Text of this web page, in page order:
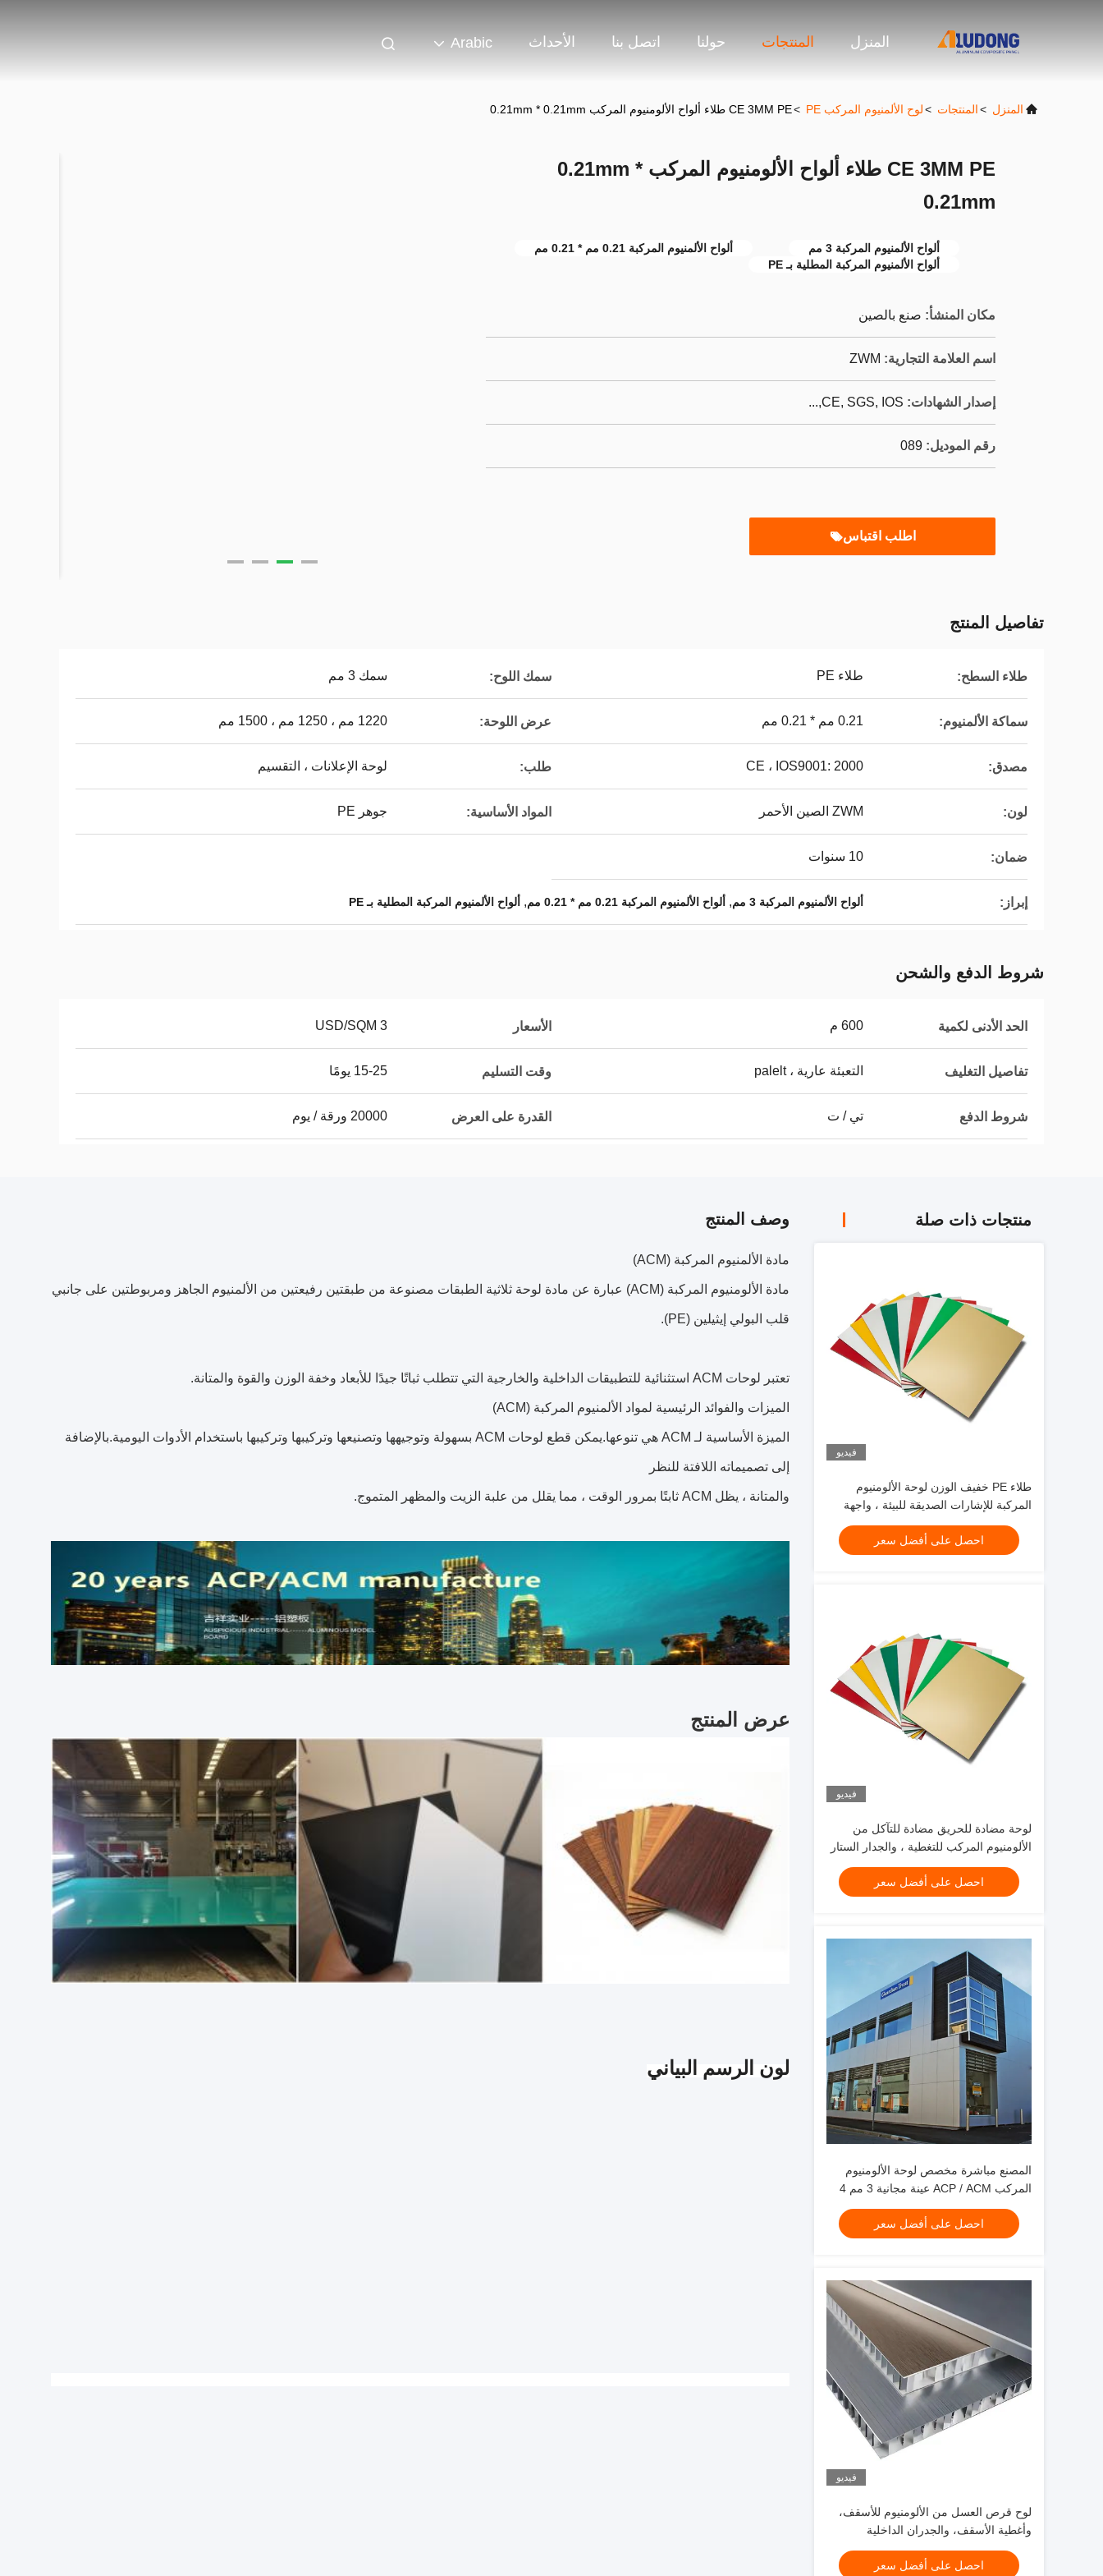
المنزل المنتجات حولنا اتصل بنا الأحداث Arabic
المنزل >المنتجات >لوح الألمنيوم المركب PE >CE 3MM PE طلاء ألواح الألومنيوم المركب 0.21mm * 0.21mm
CE 3MM PE طلاء ألواح الألومنيوم المركب 0.21mm *
0.21mm
ألواح الألمنيوم المركبة 3 مم
ألواح الألمنيوم المركبة 0.21 مم * 0.21 مم
ألواح الألمنيوم المركبة المطلية بـ PE
مكان المنشأ: صنع بالصين
اسم العلامة التجارية: ZWM
إصدار الشهادات: CE, SGS, IOS,...
رقم الموديل: 089
اطلب اقتباس
تفاصيل المنتج
طلاء السطح: طلاء PE سمك اللوح: سمك 3 مم
سماكة الألمنيوم: 0.21 مم * 0.21 مم عرض اللوحة: 1220 مم ، 1250 مم ، 1500 مم
مصدق: CE ، IOS9001: 2000 طلب: لوحة الإعلانات ، التقسيم
لون: ZWM الصين الأحمر المواد الأساسية: جوهر PE
ضمان: 10 سنوات
إبراز: ألواح الألمنيوم المركبة 3 مم , ألواح الألمنيوم المركبة 0.21 مم * 0.21 مم , ألواح الألمنيوم المركبة المطلية بـ PE
شروط الدفع والشحن
الحد الأدنى لكمية 600 م الأسعار 3 USD/SQM
تفاصيل التغليف التعبئة عارية ، palelt وقت التسليم 15-25 يومًا
شروط الدفع تي / ت القدرة على العرض 20000 ورقة / يوم
منتجات ذات صلة
فيديو
طلاء PE خفيف الوزن لوحة الألومنيوم
المركبة للإشارات الصديقة للبيئة ، واجهة
المتجر ، تزيين الداخلية
احصل على أفضل سعر
فيديو
لوحة مضادة للحريق مضادة للتآكل من
الألومنيوم المركب للتغطية ، والجدار الستار
، والسقف
احصل على أفضل سعر
المصنع مباشرة مخصص لوحة الألومنيوم
المركب ACP / ACM عينة مجانية 3 مم 4
مم لتزيين الجدران الكسوة
احصل على أفضل سعر
فيديو
لوح قرص العسل من الألومنيوم للأسقف،
وأغطية الأسقف، والجدران الداخلية
والخارجية، إلخ.
احصل على أفضل سعر
وصف المنتج
مادة الألمنيوم المركبة (ACM)
مادة الألومنيوم المركبة (ACM) عبارة عن مادة لوحة ثلاثية الطبقات مصنوعة من طبقتين رفيعتين من الألمنيوم الجاهز ومربوطتين على جانبي
قلب البولي إيثيلين (PE).
تعتبر لوحات ACM استثنائية للتطبيقات الداخلية والخارجية التي تتطلب ثباتًا جيدًا للأبعاد وخفة الوزن والقوة والمتانة.
الميزات والفوائد الرئيسية لمواد الألمنيوم المركبة (ACM)
الميزة الأساسية لـ ACM هي تنوعها.يمكن قطع لوحات ACM بسهولة وتوجيهها وتصنيعها وتركيبها وتركيبها باستخدام الأدوات اليومية.بالإضافة
إلى تصميماته اللافتة للنظر
والمتانة ، يظل ACM ثابتًا بمرور الوقت ، مما يقلل من علبة الزيت والمظهر المتموج.
عرض المنتج
لون الرسم البياني